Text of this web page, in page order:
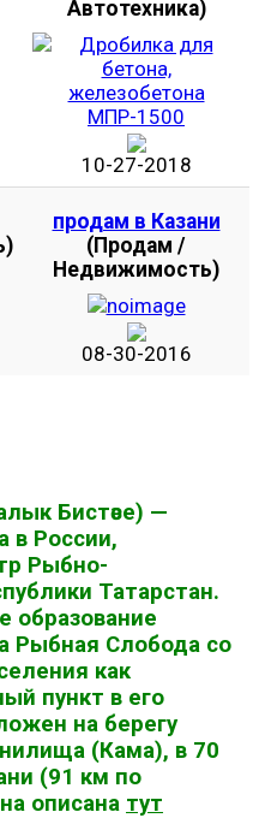
Автотехника)
10-27-2018
продам в Казани
(Продам /
Недвижимость)
08-30-2016
Бистәсе) —
в России,
Рыбно-
Татарстан.
образование
Рыбная Слобода со
как
пункт в его
на берегу
(Кама), в 70
(91 км по
описана тут